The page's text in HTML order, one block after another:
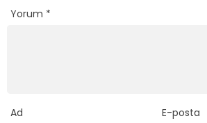
Yorum *
Ad E-posta